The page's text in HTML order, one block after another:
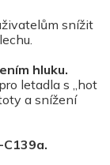
snížit
hluku.
letadla s „hot
a snížení